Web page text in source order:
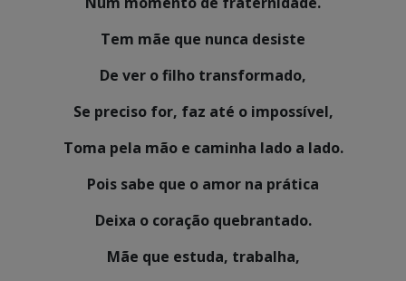
Tem mãe que nunca desiste
De ver o filho transformado,
Se preciso for, faz até o impossível,
Toma pela mão e caminha lado a lado.
Pois sabe que o amor na prática
Deixa o coração quebrantado.
Mãe que estuda, trabalha,